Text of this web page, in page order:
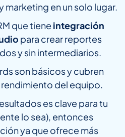
marketing en un solo lugar.
que tiene integración
para crear reportes
y sin intermediarios.
son básicos y cubren
del equipo.
es clave para tu
lo sea), entonces
ya que ofrece más